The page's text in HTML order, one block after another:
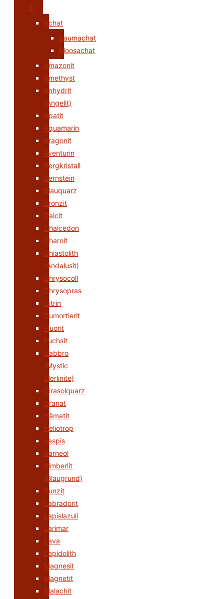
Z
Achat
Baumachat
Moosachat
Amazonit
Amethyst
Anhydrit
(Angelit)
Apatit
Aquamarin
Aragonit
Aventurin
Bergkristall
Bernstein
Blauquarz
Bronzit
Calcit
Chalcedon
Charoit
Chiastolith
(Andalusit)
Chrysocoll
Chrysopras
Citrin
Dumortierit
Fluorit
Fuchsit
Gabbro
(Mystic
Merlinite)
Girasolquarz
Granat
Hämatit
Heliotrop
Jaspis
Karneol
Kimberlit
(Blaugrund)
Kunzit
Labradorit
Lapislazuli
Larimar
Lava
Lepidolith
Magnesit
Magnetit
Malachit